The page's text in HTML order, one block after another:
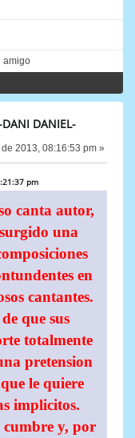
amigo
DANI DANIEL-
2013, 08:16:53 pm »
pm
canta autor,
una
en
cantantes.
que sus
totalmente
pretension
le quiere
implicitos.
y, por